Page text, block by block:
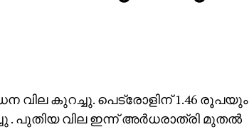
കുറച്ചു. പെട്രോളിന് 1.46 രൂപയും
. പുതിയ വില ഇന്ന് അര്‍ധരാത്രി മുതല്‍